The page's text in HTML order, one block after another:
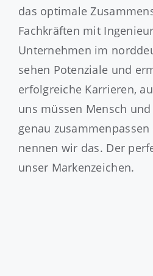
das optimale
Fachkräften mit
Unternehmen im
sehen Potenziale und
erfolgreiche Karrieren,
uns müssen Mensch
genau zusammenpassen
nennen wir das. Der
unser Markenzeichen.